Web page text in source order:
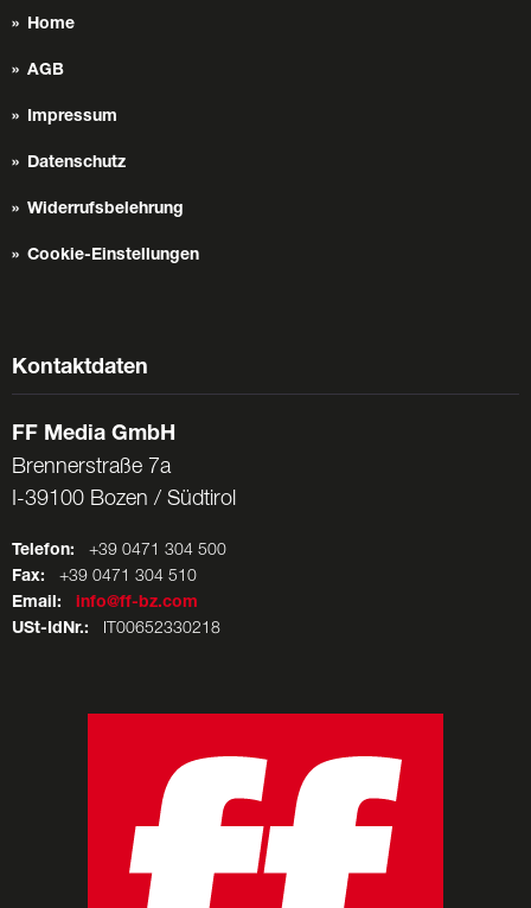
Home
AGB
Impressum
Datenschutz
Widerrufsbelehrung
Cookie-Einstellungen
Kontaktdaten
FF Media GmbH
Brennerstraße 7a
I-39100 Bozen / Südtirol
Telefon: +39 0471 304 500
Fax: +39 0471 304 510
Email:
info@ff-bz.com
USt-IdNr.: IT00652330218